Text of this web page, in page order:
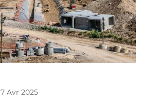
7 Avr 2025